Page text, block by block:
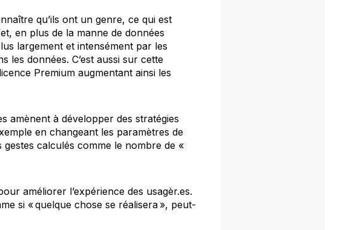
qu’ils ont un genre, ce qui est
en plus de la manne de données
largement et intensément par les
les données. C’est aussi sur cette
Premium augmentant ainsi les
amènent à développer des stratégies
en changeant les paramètres de
calculés comme le nombre de «
améliorer l’expérience des usagèr.es.
si « quelque chose se réalisera », peut-